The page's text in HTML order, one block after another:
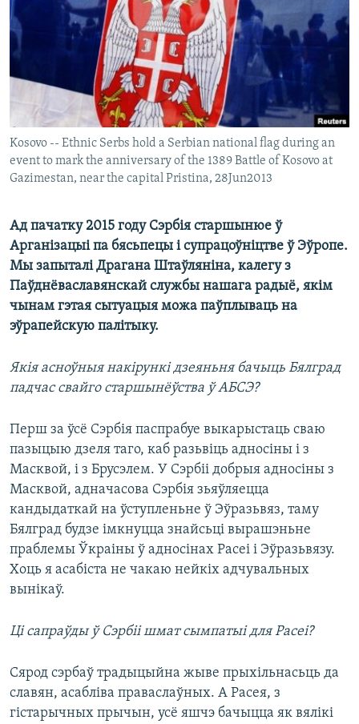
КУЛЬТУРА
КАЛЯНДАР
НА ХВАЛЯХ СВАБОДЫ
Kosovo -- Ethnic Serbs hold a Serbian national flag during an
event to mark the anniversary of the 1389 Battle of Kosovo at
Gazimestan, near the capital Pristina, 28Jun2013
Ад пачатку 2015 году Сэрбія старшынюе ў
Арганізацыі па бясьпецы і супрацоўніцтве ў Эўропе.
Мы запыталі Драгана Штаўляніна, калегу з
Паўднёваславянскай службы нашага радыё, якім
чынам гэтая сытуацыя можа паўплываць на
эўрапейскую палітыку.
Якія асноўныя накірункі дзеяньня бачыць Бялград
падчас свайго старшынёўства ў АБСЭ?
Перш за ўсё Сэрбія паспрабуе выкарыстаць сваю
пазыцыю дзеля таго, каб разьвіць адносіны і з
Масквой, і з Брусэлем. У Сэрбіі добрыя адносіны з
Масквой, адначасова Сэрбія зьяўляецца
кандыдаткай на ўступленьне ў Эўразьвяз, таму
Бялград будзе імкнуцца знайсьці вырашэньне
праблемы Ўкраіны ў адносінах Расеі і Эўразьвязу.
Хоць я асабіста не чакаю нейкіх адчувальных
вынікаў.
Ці сапраўды ў Сэрбіі шмат сымпатыі для Расеі?
Сярод сэрбаў традыцыйна жыве прыхільнасьць да
славян, асабліва праваслаўных. А Расея, з
гістарычных прычын, усё яшчэ бачыцца як вялікі